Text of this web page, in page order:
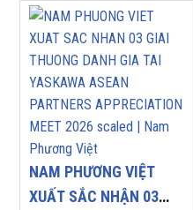
NAM PHƯƠNG VIỆT
XUẤT SẮC NHẬN 03